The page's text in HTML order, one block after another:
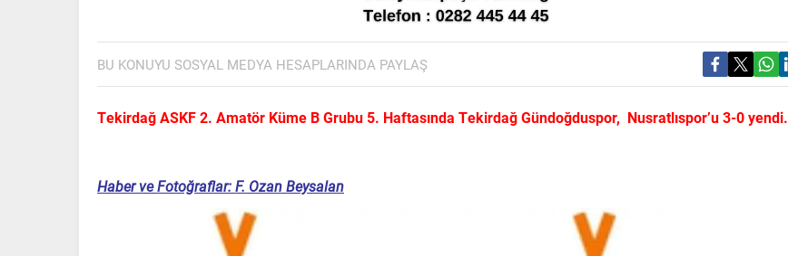
BU KONUYU SOSYAL MEDYA HESAPLARINDA PAYLAŞ
Tekirdağ ASKF 2. Amatör Küme B Grubu 5. Haftasında Tekirdağ Gündoğduspor, Nusratlıspor’u 3-0 yendi.
Haber ve Fotoğraflar: F. Ozan Beysalan